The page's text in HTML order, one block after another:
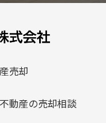
売却
動産の売却相談